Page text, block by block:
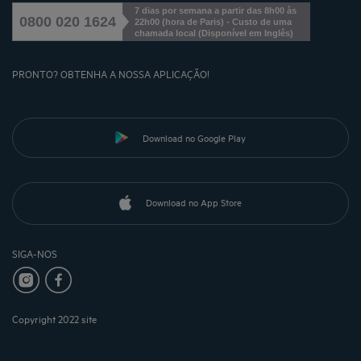
0800 020 1624
7 dias por semana a partir das 8h00 às
22h00 (hora de Paris) - Custo de uma
chamada local (Disponível em Inglês)
PRONTO? OBTENHA A NOSSA APLICAÇÃO!
Download no Google Play
Download no App Store
SIGA-NOS
Copyright 2022 site